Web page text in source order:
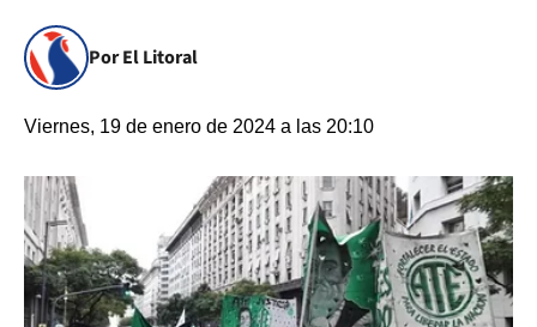
Por El Litoral
Viernes, 19 de enero de 2024 a las 20:10